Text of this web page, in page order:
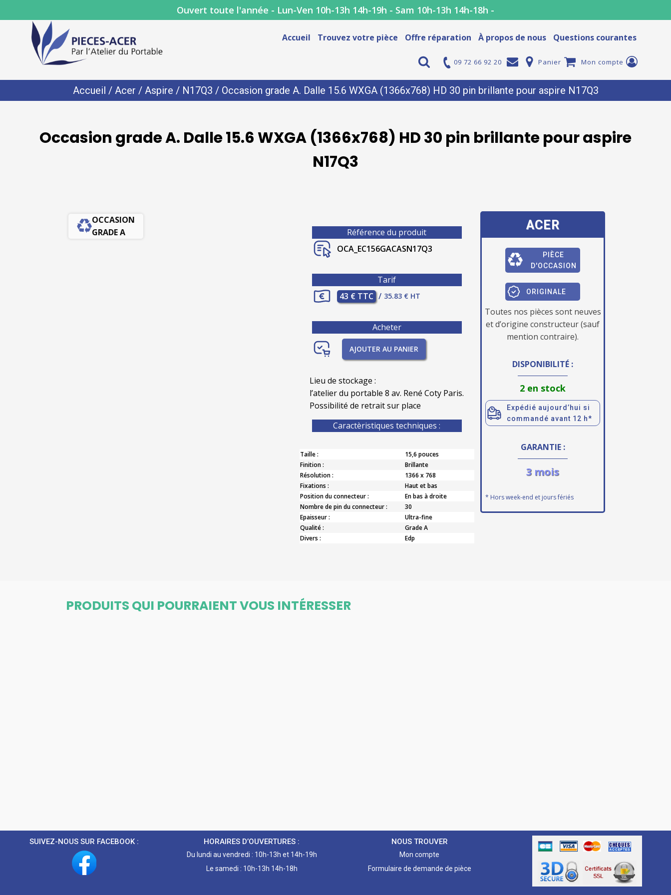
Ouvert toute l'année - Lun-Ven 10h-13h 14h-19h - Sam 10h-13h 14h-18h -
Accueil Trouvez votre pièce Offre réparation À propos de nous Questions courantes
09 72 66 92 20 Panier Mon compte
Accueil / Acer / Aspire / N17Q3 / Occasion grade A. Dalle 15.6 WXGA (1366x768) HD 30 pin brillante pour aspire N17Q3
Occasion grade A. Dalle 15.6 WXGA (1366x768) HD 30 pin brillante pour aspire
N17Q3
OCCASION
GRADE A
Référence du produit
OCA_EC156GACASN17Q3
Tarif
43 € TTC / 35.83 € HT
Acheter
AJOUTER AU PANIER
Lieu de stockage :
l’atelier du portable 8 av. René Coty Paris.
Possibilité de retrait sur place
Caractèristiques techniques :
Taille :
15,6 pouces
Finition :
Brillante
Résolution :
1366 x 768
Fixations :
Haut et bas
Position du connecteur :
En bas à droite
Nombre de pin du connecteur :
30
Epaisseur :
Ultra-fine
Qualité :
Grade A
Divers :
Edp
ACER
PIÈCE
D'OCCASION
ORIGINALE
Toutes nos pièces sont neuves
et d’origine constructeur (sauf
mention contraire).
DISPONIBILITÉ :
2 en stock
Expédié aujourd’hui si
commandé avant 12 h*
GARANTIE :
3 mois
* Hors week-end et jours fériés
PRODUITS QUI POURRAIENT VOUS INTÉRESSER
SUIVEZ-NOUS SUR FACEBOOK : HORAIRES D’OUVERTURES :
Du lundi au vendredi : 10h-13h et 14h-19h
Le samedi : 10h-13h 14h-18h
NOUS TROUVER
Mon compte
Formulaire de demande de pièce